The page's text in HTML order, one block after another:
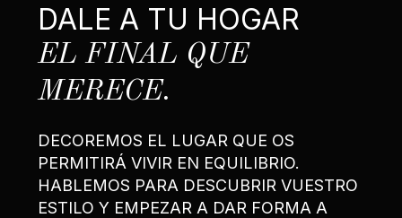
DALE A TU HOGAR
EL FINAL QUE
MERECE.
DECOREMOS EL LUGAR QUE OS
PERMITIRÁ VIVIR EN EQUILIBRIO.
HABLEMOS PARA DESCUBRIR VUESTRO
ESTILO Y EMPEZAR A DAR FORMA A